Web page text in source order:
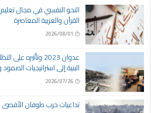
النحو النفسي في مجال تعليم
القرآن والعربية المعاصرة
2026/08/01
عدوان 2023
البنية إلى استراتيجيات
2026/07/26
تداعيات حرب طوفان الأقصى